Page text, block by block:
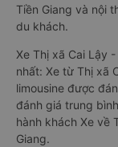
Tiền Giang và nội
du khách.
Xe Thị xã Cai Lậy
nhất: Xe từ Thị xã
limousine được
đánh giá trung
hành khách Xe về
Giang.